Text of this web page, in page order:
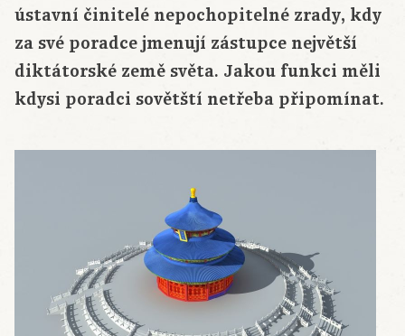
ústavní činitelé nepochopitelné zrady, kdy
za své poradce jmenují zástupce největší
diktátorské země světa. Jakou funkci měli
kdysi poradci sovětští netřeba připomínat.